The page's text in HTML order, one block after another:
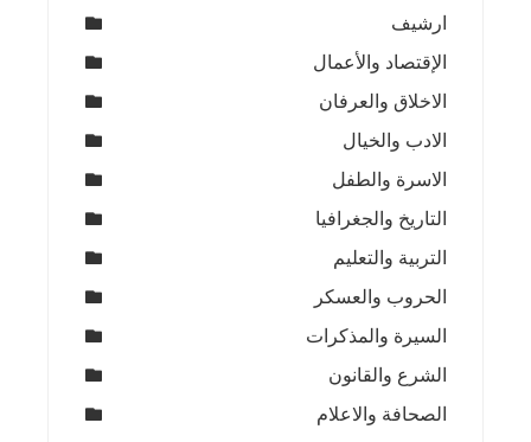
ارشيف
الإقتصاد والأعمال
الاخلاق والعرفان
الادب والخيال
الاسرة والطفل
التاريخ والجغرافيا
التربية والتعليم
الحروب والعسكر
السيرة والمذكرات
الشرع والقانون
الصحافة والاعلام